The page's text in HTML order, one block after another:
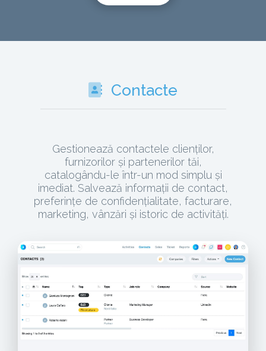
Contacte
Gestionează contactele clienților,
furnizorilor și partenerilor tăi,
catalogându-le într-un mod simplu și
imediat. Salvează informații de contact,
preferințe de confidențialitate, facturare,
marketing, vânzări și istoric de activități.